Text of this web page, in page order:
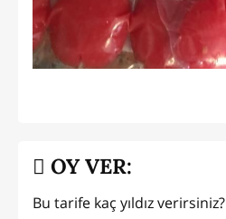
OY VER:
Bu tarife kaç yıldız verirsiniz?